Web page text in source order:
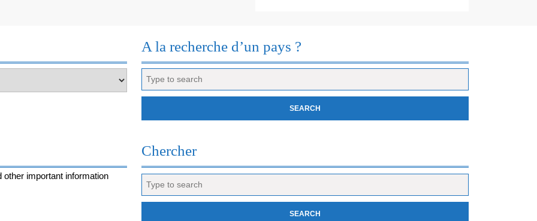
A la recherche d’un pays ?
for:
important information
Chercher
for: